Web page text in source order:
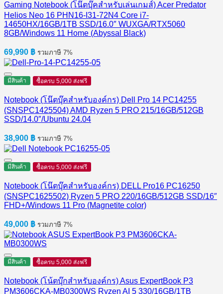
Gaming Notebook (โน๊ตบุ๊คสำหรับเล่นเกมส์) Acer Predator
Helios Neo 16 PHN16-I31-72N4 Core i7-
14650HX/16GB/1TB SSD/16.0″ WUXGA/RTX5060
8GB/Windows 11 Home (Abyssal Black)
69,990 ฿ รวมภาษี 7%
มีสินค้า ซื้อครบ 5,000 ส่งฟรี
Notebook (โน๊ตบุ๊คสำหรับองค์กร) Dell Pro 14 PC14255
(SNSPC1425504) AMD Ryzen 5 PRO 215/16GB/512GB
SSD/14.0″/Ubuntu 24.04
38,900 ฿ รวมภาษี 7%
มีสินค้า ซื้อครบ 5,000 ส่งฟรี
Notebook (โน๊ตบุ๊คสำหรับองค์กร) DELL Pro16 PC16250
(SNSPC1625502) Ryzen 5 PRO 220/16GB/512GB SSD/16″
FHD+/Windows 11 Pro (Magnetite color)
49,000 ฿ รวมภาษี 7%
มีสินค้า ซื้อครบ 5,000 ส่งฟรี
Notebook (โน้ตบุ๊กสำหรับองค์กร) Asus ExpertBook P3
PM3606CKA-MB0300WS Ryzen AI 5 330/16GB/1TB